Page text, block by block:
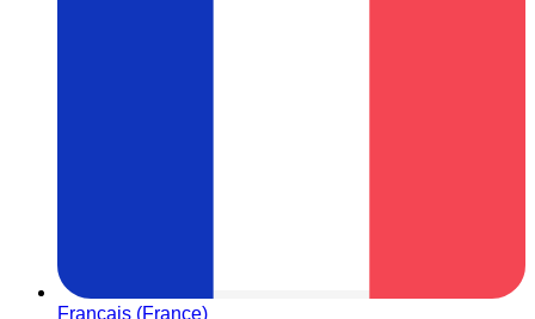
Français (France)